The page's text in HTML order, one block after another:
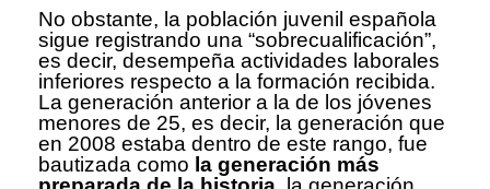
No obstante, la población juvenil española
sigue registrando una “sobrecualificación”,
es decir, desempeña actividades laborales
inferiores respecto a la formación recibida.
La generación anterior a la de los jóvenes
menores de 25, es decir, la generación que
en 2008 estaba dentro de este rango, fue
bautizada como la generación más